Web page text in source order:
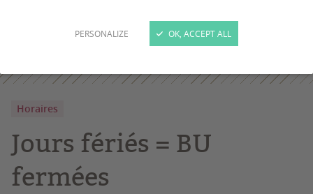
PERSONALIZE OK, ACCEPT ALL
Horaires
Jours fériés = BU
fermées